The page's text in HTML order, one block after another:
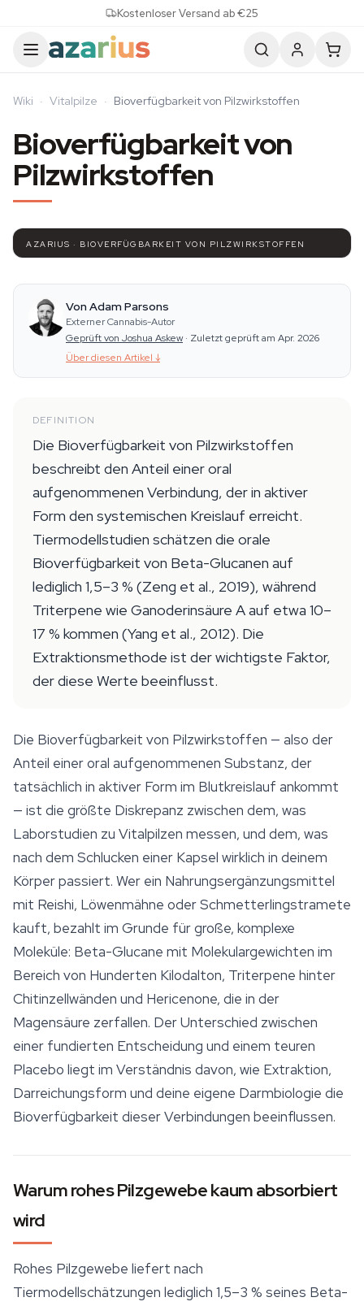
Kostenloser Versand ab €25
Wiki · Vitalpilze · Bioverfügbarkeit von Pilzwirkstoffen
Bioverfügbarkeit von
Pilzwirkstoffen
AZARIUS · BIOVERFÜGBARKEIT VON PILZWIRKSTOFFEN
Von Adam Parsons
Externer Cannabis-Autor
Geprüft von Joshua Askew · Zuletzt geprüft am Apr. 2026
Über diesen Artikel ↓
DEFINITION
Die Bioverfügbarkeit von Pilzwirkstoffen
beschreibt den Anteil einer oral
aufgenommenen Verbindung, der in aktiver
Form den systemischen Kreislauf erreicht.
Tiermodellstudien schätzen die orale
Bioverfügbarkeit von Beta-Glucanen auf
lediglich 1,5–3 % (Zeng et al., 2019), während
Triterpene wie Ganoderinsäure A auf etwa 10–
17 % kommen (Yang et al., 2012). Die
Extraktionsmethode ist der wichtigste Faktor,
der diese Werte beeinflusst.
Die Bioverfügbarkeit von Pilzwirkstoffen — also der
Anteil einer oral aufgenommenen Substanz, der
tatsächlich in aktiver Form im Blutkreislauf ankommt
— ist die größte Diskrepanz zwischen dem, was
Laborstudien zu Vitalpilzen messen, und dem, was
nach dem Schlucken einer Kapsel wirklich in deinem
Körper passiert. Wer ein Nahrungsergänzungsmittel
mit Reishi, Löwenmähne oder Schmetterlingstramete
kauft, bezahlt im Grunde für große, komplexe
Moleküle: Beta-Glucane mit Molekulargewichten im
Bereich von Hunderten Kilodalton, Triterpene hinter
Chitinzellwänden und Hericenone, die in der
Magensäure zerfallen. Der Unterschied zwischen
einer fundierten Entscheidung und einem teuren
Placebo liegt im Verständnis davon, wie Extraktion,
Darreichungsform und deine eigene Darmbiologie die
Bioverfügbarkeit dieser Verbindungen beeinflussen.
Warum rohes Pilzgewebe kaum absorbiert
wird
Rohes Pilzgewebe liefert nach
Tiermodellschätzungen lediglich 1,5–3 % seines Beta-